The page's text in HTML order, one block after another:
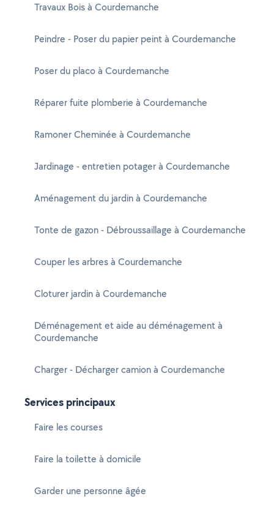
Travaux Bois à Courdemanche
Peindre - Poser du papier peint à Courdemanche
Poser du placo à Courdemanche
Réparer fuite plomberie à Courdemanche
Ramoner Cheminée à Courdemanche
Jardinage - entretien potager à Courdemanche
Aménagement du jardin à Courdemanche
Tonte de gazon - Débroussaillage à Courdemanche
Couper les arbres à Courdemanche
Cloturer jardin à Courdemanche
Déménagement et aide au déménagement à
Courdemanche
Charger - Décharger camion à Courdemanche
Services principaux
Faire les courses
Faire la toilette à domicile
Garder une personne âgée